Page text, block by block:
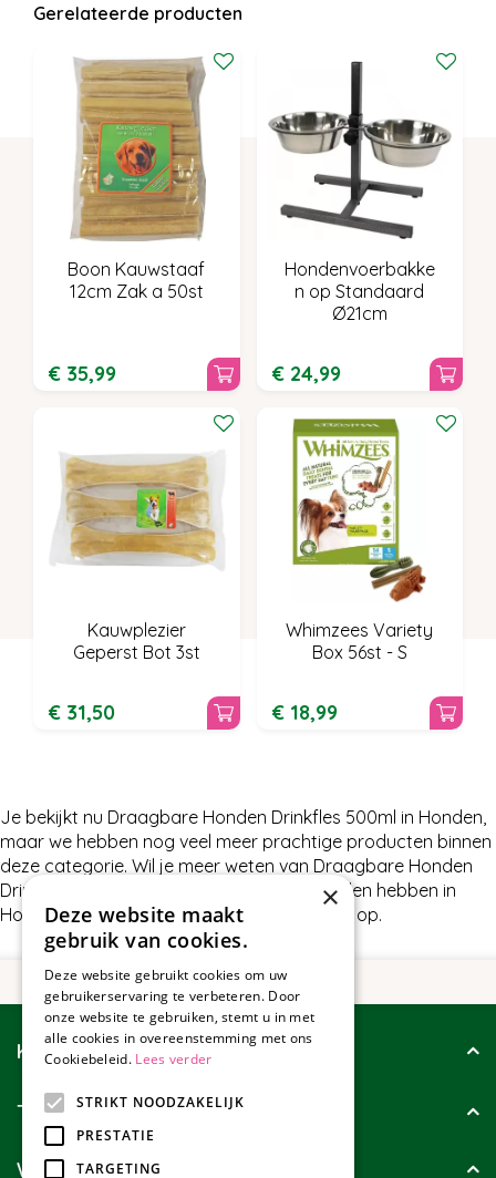
Gerelateerde producten
Boon Kauwstaaf
12cm Zak a 50st
€ 35,99
Hondenvoerbakke
n op Standaard
Ø21cm
€ 24,99
Kauwplezier
Geperst Bot 3st
€ 31,50
Whimzees Variety
Box 56st - S
€ 18,99
Je bekijkt nu Draagbare Honden Drinkfles 500ml in Honden,
maar we hebben nog veel meer prachtige producten binnen
deze categorie. Wil je meer weten van Draagbare Honden
Drinkfles 500ml of wat wij nog meer te bieden hebben in
Honden, neem dan gerust contact met ons op.
Klantenservice
Tuincollectie
Wie zijn wij?
×
Deze website maakt
gebruik van cookies.
Deze website gebruikt cookies om uw
gebruikerservaring te verbeteren. Door
onze website te gebruiken, stemt u in met
alle cookies in overeenstemming met ons
Cookiebeleid. Lees verder
STRIKT NOODZAKELIJK
PRESTATIE
TARGETING